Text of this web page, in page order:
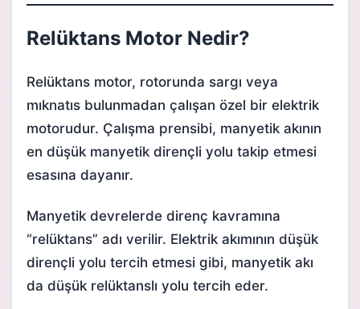
Relüktans Motor Nedir?
Relüktans motor, rotorunda sargı veya
mıknatıs bulunmadan çalışan özel bir elektrik
motorudur. Çalışma prensibi, manyetik akının
en düşük manyetik dirençli yolu takip etmesi
esasına dayanır.
Manyetik devrelerde direnç kavramına
“relüktans” adı verilir. Elektrik akımının düşük
dirençli yolu tercih etmesi gibi, manyetik akı
da düşük relüktanslı yolu tercih eder.